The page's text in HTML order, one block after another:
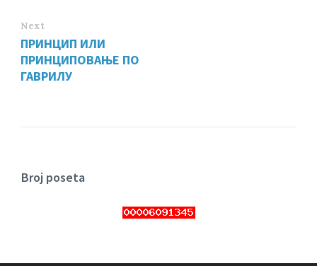
Next
ПРИНЦИП ИЛИ
ПРИНЦИПОВАЊЕ ПО
ГАВРИЛУ
Broj poseta